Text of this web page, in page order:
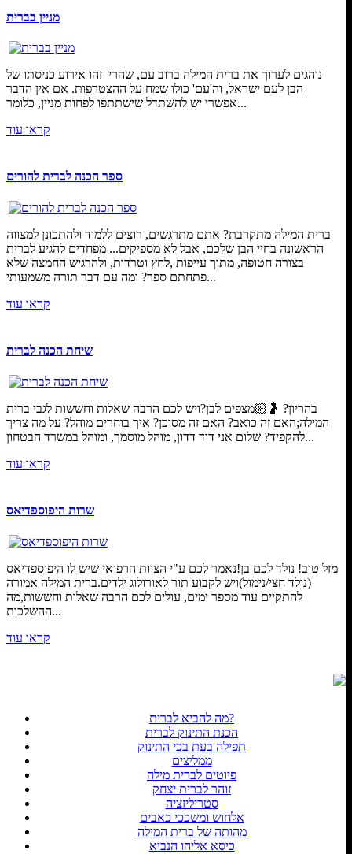
מניין בברית
נוהגים לערוך את ברית המילה ברוב עם, שהרי זהו אירוע כניסתו של
הבן לעם ישראל, וה'עם' כולו שמח על ההצטרפות. אם אין הדבר
אפשרי יש להשתדל שישתתפו לפחות מניין, כלומר...
קראו עוד
ספר הכנה לברית להורים
ברית המילה מתקרבת? אתם מתרגשים, רוצים ללמוד ולהתכונן למצווה
הראשונה בחיי הבן שלכם, אבל לא מספיקים... מפחדים להגיע לברית
בצורה חטופה, מתוך עייפות ,לחץ וטרדות, ולהרגיש החמצה שלא
פתחתם ספר? ומה עם דבר תורה משמעותי...
קראו עוד
שיחת הכנה לברית
בהריון? 🤰🏼מצפים לבן?ויש לכם הרבה שאלות וחששות לגבי ברית
המילה;האם זה כואב? האם זה מסוכן? איך בוחרים מוהל? על מה צריך
להקפיד? שלום אני דוד דדון, מוהל מוסמך, ומוהל במשרד הבטחון...
קראו עוד
שרות היפוספדיאס
מזל טוב! נולד לכם בן!נאמר לכם ע"י הצוות הרפואי שיש לו היפוספדיאס
(נולד חצי/נימול)ויש לקבוע תור לאורולוג ילדים.ברית המילה אמורה
להתקיים עוד מספר ימים, עולים לכם הרבה שאלות וחששות,מה
ההשלכות...
קראו עוד
מה להביא לברית?
הכנת התינוק לברית
תפילה בעת בכי התינוק
ממליצים
פיוטים לברית מילה
זוהר לברית יצחק
סטריליזציה
אלחוש ומשככי כאבים
מהותה של ברית המילה
כיסא אליהו הנביא